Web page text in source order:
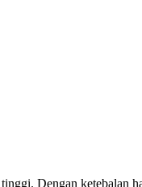
Dengan ketebalan